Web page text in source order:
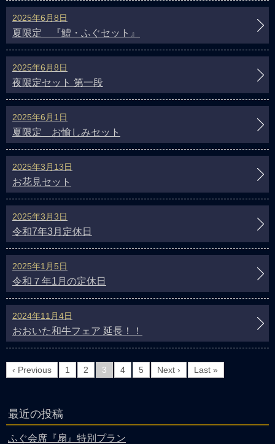
2025年6月8日
夏限定 『鱧・ふぐセット』
2025年6月8日
夜限定セット 第一段
2025年6月1日
夏限定 お愉しみセット
2025年3月13日
お花見セット
2025年3月3日
令和7年3月定休日
2025年1月5日
令和７年1月の定休日
2024年11月4日
おおいた和牛フェア 延長！！
‹ Previous 1 2 3 4 5 Next › Last »
最近の投稿
ふぐ会席『扇』特別プラン